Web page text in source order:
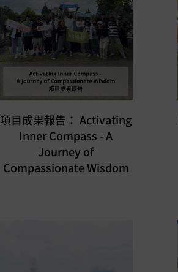
項目成果報告： Activating
Inner Compass - A
Journey of
Compassionate Wisdom